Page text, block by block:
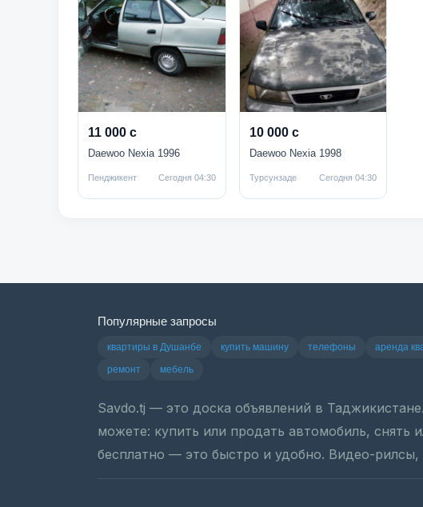
11 000 с
Daewoo Nexia 1996
Пенджикент Сегодня 04:30
10 000 с
Daewoo Nexia 1998
Турсунзаде Сегодня 04:30
Популярные запросы
квартиры в Душанбе купить машину телефоны аренда
ремонт
мебель
Savdo.tj — это доска объявлений в
можете: купить или продать автомобиль, снять
бесплатно — это быстро и удобно. Видео-